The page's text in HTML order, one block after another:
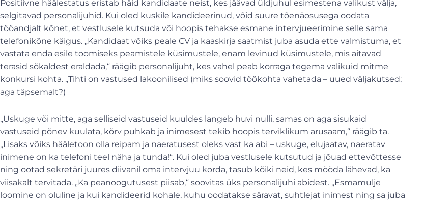
Positiivne häälestatus eristab häid kandidaate neist, kes jäävad üldjuhul esimestena valikust välja,
selgitavad personalijuhid. Kui oled kuskile kandideerinud, võid suure tõenäosusega oodata
tööandjalt kõnet, et vestlusele kutsuda või hoopis tehakse esmane intervjueerimine selle sama
telefonikõne käigus. „Kandidaat võiks peale CV ja kaaskirja saatmist juba asuda ette valmistuma, et
vastata enda esile toomiseks peamistele küsimustele, enam levinud küsimustele, mis aitavad
terasid sõkaldest eraldada,“ räägib personalijuht, kes vahel peab korraga tegema valikuid mitme
konkursi kohta. „Tihti on vastused lakoonilised (miks soovid töökohta vahetada – uued väljakutsed;
aga täpsemalt?)
„Uskuge või mitte, aga selliseid vastuseid kuuldes langeb huvi nulli, samas on aga sisukaid
vastuseid põnev kuulata, kõrv puhkab ja inimesest tekib hoopis terviklikum arusaam,“ räägib ta.
„Lisaks võiks hääletoon olla reipam ja naeratusest oleks vast ka abi – uskuge, elujaatav, naeratav
inimene on ka telefoni teel näha ja tunda!“. Kui oled juba vestlusele kutsutud ja jõuad ettevõttesse
ning ootad sekretäri juures diivanil oma intervjuu korda, tasub kõiki neid, kes mööda lähevad, ka
viisakalt tervitada. „Ka peanoogutusest piisab,“ soovitas üks personalijuhi abidest. „Esmamulje
loomine on oluline ja kui kandideerid kohale, kuhu oodatakse säravat, suhtlejat inimest ning sa juba